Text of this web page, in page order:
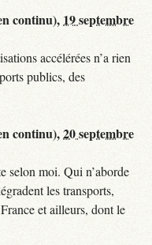
continu), 19 septembre
accélérées n’a rien
publics, des
continu),20 septembre
selon moi. Qui n’aborde
les transports,
et ailleurs, dont le